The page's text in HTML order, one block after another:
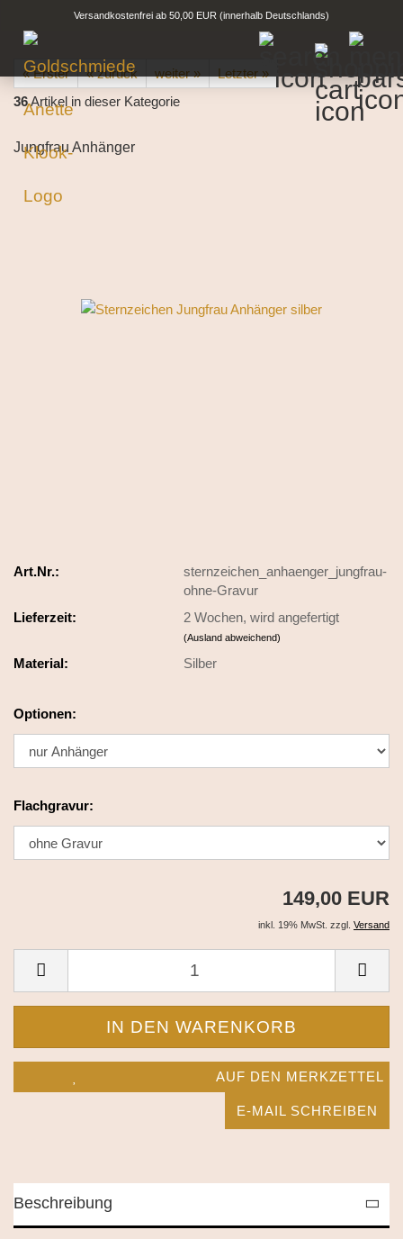
Versandkostenfrei ab 50,00 EUR (innerhalb Deutschlands)
« Erster « zurück weiter »
Letzter »
36Artikel in dieser Kategorie
Jungfrau Anhänger
Art.Nr.:
sternzeichen_anhaenger_jungfrau-
ohne-Gravur
Lieferzeit:
2 Wochen, wird angefertigt
(Ausland abweichend)
Material: Silber
Optionen:
Flachgravur:
149,00 EUR
inkl. 19% MwSt. zzgl. Versand
AUF DEN MERKZETTEL
E-MAIL SCHREIBEN
Beschreibung